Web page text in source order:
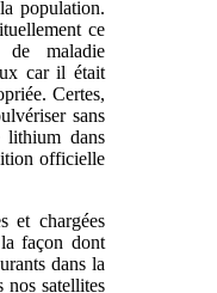
population.
ce
de maladie
car il était
Certes,
sans
lithium dans
officielle
et chargées
façon dont
dans la
nos satellites